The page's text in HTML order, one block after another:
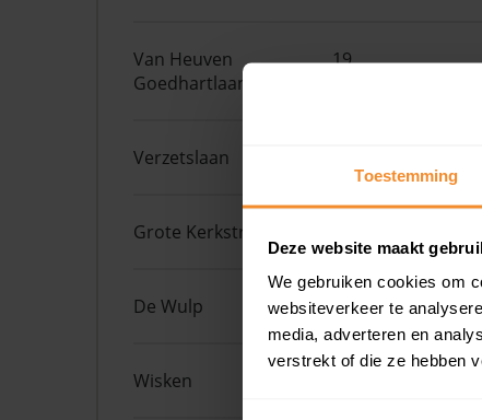
Toestemming
Deze website maakt
We gebruiken cookies om
websiteverkeer te
media, adverteren en
verstrekt of die ze hebben
Van Heuven
Goedhartlaan
19
Verzetslaan
Grote Kerkstraat
De Wulp 50
Wisken